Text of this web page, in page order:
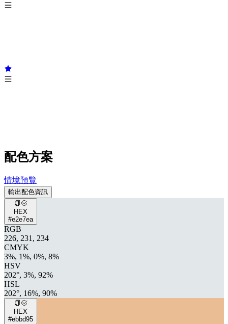
配色方案
情境預覽
輸出配色資訊
HEX
#e2e7ea
RGB
226, 231, 234
CMYK
3%, 1%, 0%, 8%
HSV
202°, 3%, 92%
HSL
202°, 16%, 90%
HEX
#ebbd95